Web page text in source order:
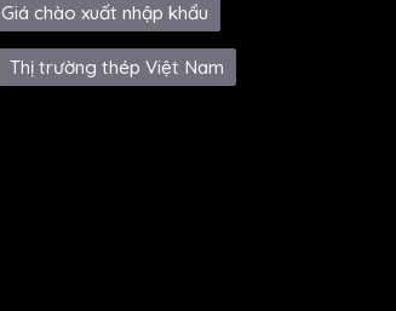
Giá chào xuất nhập khẩu
Thị trường thép Việt Nam